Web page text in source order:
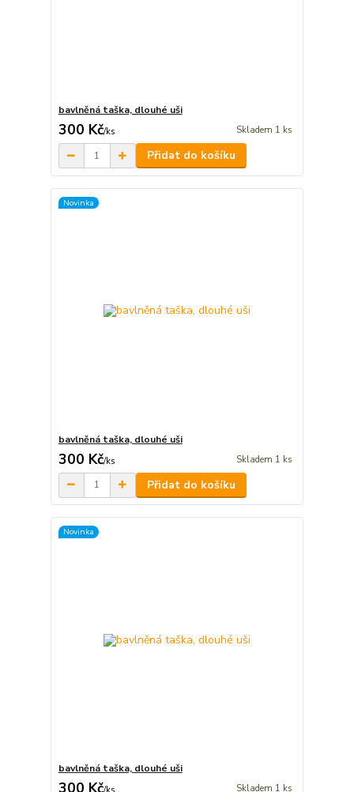
bavlněná taška, dlouhé uši
300 Kč/ks Skladem 1 ks
Přidat do košíku
Novinka
bavlněná taška, dlouhé uši
300 Kč/ks Skladem 1 ks
Přidat do košíku
Novinka
bavlněná taška, dlouhé uši
300 Kč Skladem 1 ks